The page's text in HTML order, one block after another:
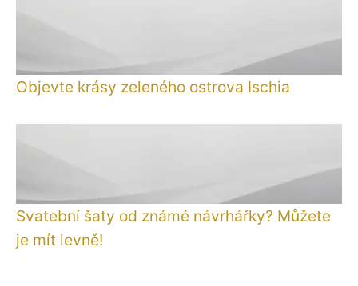
Objevte krásy zeleného ostrova Ischia
Svatební šaty od známé návrhářky? Můžete
je mít levně!